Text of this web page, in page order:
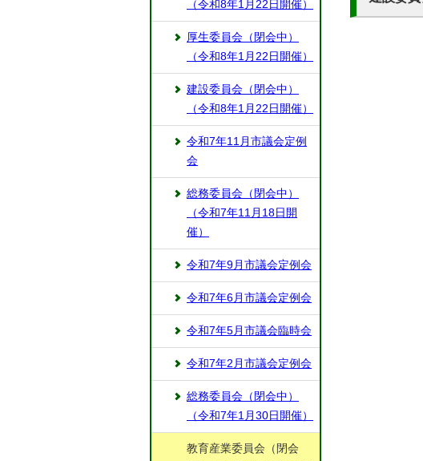
（令和8年1月22日開催）
厚生委員会（閉会中）
（令和8年1月22日開催）
建設委員会（閉会中）
（令和8年1月22日開催）
令和7年11月市議会定例
会
総務委員会（閉会中）
（令和7年11月18日開
催）
令和7年9月市議会定例会
令和7年6月市議会定例会
令和7年5月市議会臨時会
令和7年2月市議会定例会
総務委員会（閉会中）
（令和7年1月30日開催）
教育産業委員会（閉会